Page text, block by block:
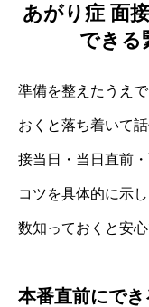
あがり症 面
できる
準備を整えたうえ
おくと落ち着いて
接当日・当日直前
コツを具体的に示
数知っておくと安心
本番直前にで